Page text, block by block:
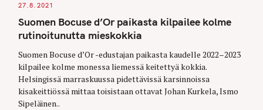
T
G
R
S
27.8.2021
Suomen Bocuse d’Or paikasta kilpailee kolme
rutinoitunutta mieskokkia
Suomen Bocuse d’Or -edustajan paikasta kaudelle 2022–2023
kilpailee kolme monessa liemessä keitettyä kokkia.
Helsingissä marraskuussa pidettävissä karsinnoissa
kisakeittiössä mittaa toisistaan ottavat Johan Kurkela, Ismo
Sipeläinen..